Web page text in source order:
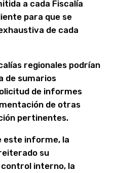
a cada Fiscalía
para que se
de cada
regionales podrían
de sumarios
de informes
de otras
pertinentes.
este informe, la
su
interno, la